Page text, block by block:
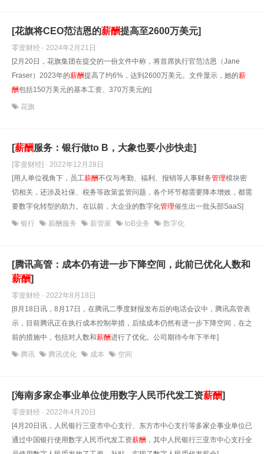
[花旗将CEO范洁恩的薪酬提高至2600万美元]
零壹财经 · 2024年2月21日
[2月20日，花旗集团在提交的一份文件中称，将首席执行官范洁恩（Jane
Fraser）2023年的薪酬提高了约6%，达到2600万美元。文件显示，她的薪
酬包括150万美元的基本工资、370万美元的]
花旗
[薪酬服务：银行做to B，大象也要小步快走]
[零壹财经] · 2022年12月28日
[用人单位视角下，员工薪酬不仅与考勤、福利、报销等人事财务管理模块密
切相关，还涉及社保、税务等政策监管问题，各个环节都需要降本增效，都需
要数字化转型的助力。在以前，大企业的数字化管理催生出一批头部SaaS]
银行 薪酬服务 薪管家 toB业务 数字化
[腾讯高管：成本仍有进一步下降空间，此前已优化人数和
薪酬]
零壹财经 · 2022年8月18日
[8月18日讯，8月17日，在腾讯二季度财报发布后的电话会议中，腾讯高管表
示，目前腾讯正在执行成本控制举措，后续成本仍然有进一步下降空间，在之
前的措施中，包括对人数和薪酬进行了优化。公司期待今年下半年]
腾讯 腾讯优化 成本 空间
[海南多家企事业单位使用数字人民币代发工资薪酬]
零壹财经 · 2022年4月20日
[4月20日讯，人民银行三亚市中心支行、东方市中心支行等多家企事业单位已
通过中国银行使用数字人民币代发工资薪酬 ，其中人民银行三亚市中心支行全